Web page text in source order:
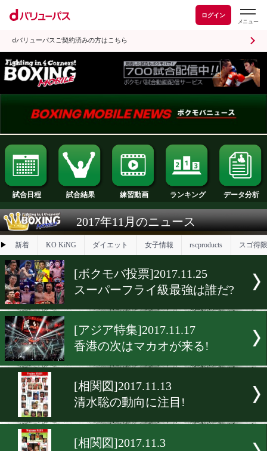
ログイン
dバリューパスご契約済みの方はこちら
試合日程 試合結果 練習動画 ランキング
2017年11月のニュース
▶ 新着 KO KiNG ダイエット 女子情報
[ボクモバ投票]2017.11.25
スーパーフライ級最強は誰
[アジア特集]2017.11.17